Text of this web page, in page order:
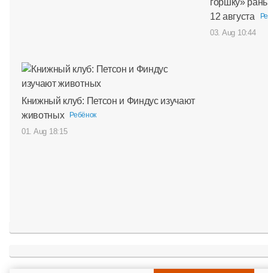
12 августа
03. Aug 10:44
Книжный клуб: Петсон и Финдус изучают
животных
Ребёнок
01. Aug 18:15